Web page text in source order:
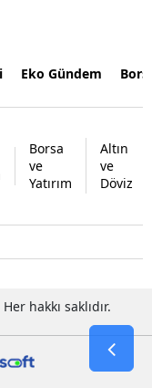
Eko Gündem
Borsa
ve
Yatırım
Altın
ve
Döviz
hakkı saklıdır.